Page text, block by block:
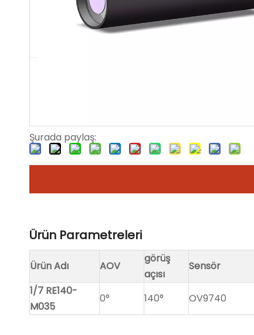
Şurada paylaş:
Ürün Parametreleri
Ürün Adı AOV
görüş
açısı
Sensör
1/7 RE140-
M035
0° 140° OV9740